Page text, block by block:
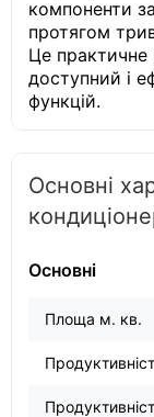
компоненти
протягом
Це практичне
доступний і
функцій.
Основні
Основні
Площа м. кв.